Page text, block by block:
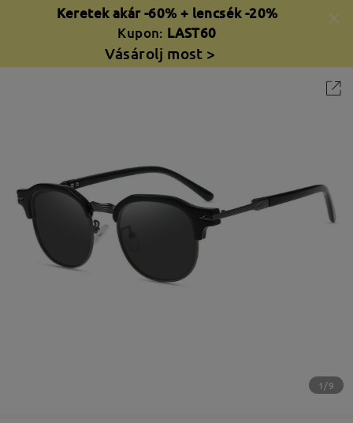
Keretek akár -60% + lencsék -20%
Kupon: LAST60
Vásárolj most >
1/9